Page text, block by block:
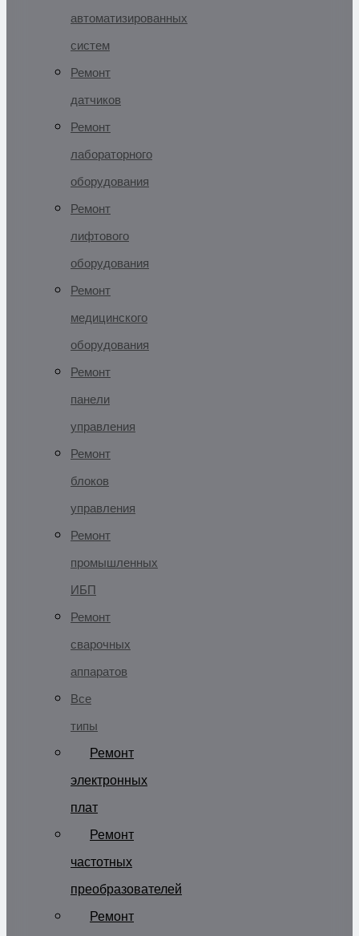
автоматизированных
систем
Ремонт
датчиков
Ремонт
лабораторного
оборудования
Ремонт
лифтового
оборудования
Ремонт
медицинского
оборудования
Ремонт
панели
управления
Ремонт
блоков
управления
Ремонт
промышленных
ИБП
Ремонт
сварочных
аппаратов
Все
типы
Ремонт
электронных
плат
Ремонт
частотных
преобразователей
Ремонт